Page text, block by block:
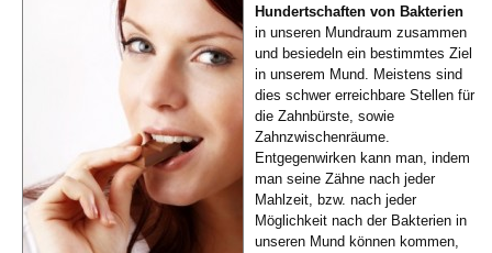
Hundertschaften von Bakterien
in unseren Mundraum zusammen
und besiedeln ein bestimmtes Ziel
in unserem Mund. Meistens sind
dies schwer erreichbare Stellen für
die Zahnbürste, sowie
Zahnzwischenräume.
Entgegenwirken kann man, indem
man seine Zähne nach jeder
Mahlzeit, bzw. nach jeder
Möglichkeit nach der Bakterien in
unseren Mund können kommen,